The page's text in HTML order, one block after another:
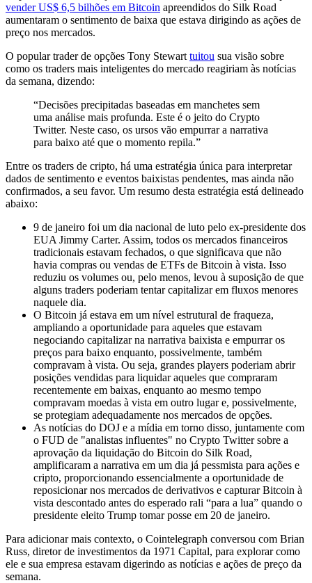
vender US$ 6,5 bilhões em Bitcoin apreendidos do Silk Road
aumentaram o sentimento de baixa que estava dirigindo as ações de
preço nos mercados.
O popular trader de opções Tony Stewart tuitou sua visão sobre
como os traders mais inteligentes do mercado reagiriam às notícias
da semana, dizendo:
“Decisões precipitadas baseadas em manchetes sem
uma análise mais profunda. Este é o jeito do Crypto
Twitter. Neste caso, os ursos vão empurrar a narrativa
para baixo até que o momento repila.”
Entre os traders de cripto, há uma estratégia única para interpretar
dados de sentimento e eventos baixistas pendentes, mas ainda não
confirmados, a seu favor. Um resumo desta estratégia está delineado
abaixo:
9 de janeiro foi um dia nacional de luto pelo ex-presidente dos
EUA Jimmy Carter. Assim, todos os mercados financeiros
tradicionais estavam fechados, o que significava que não
havia compras ou vendas de ETFs de Bitcoin à vista. Isso
reduziu os volumes ou, pelo menos, levou à suposição de que
alguns traders poderiam tentar capitalizar em fluxos menores
naquele dia.
O Bitcoin já estava em um nível estrutural de fraqueza,
ampliando a oportunidade para aqueles que estavam
negociando capitalizar na narrativa baixista e empurrar os
preços para baixo enquanto, possivelmente, também
compravam à vista. Ou seja, grandes players poderiam abrir
posições vendidas para liquidar aqueles que compraram
recentemente em baixas, enquanto ao mesmo tempo
compravam moedas à vista em outro lugar e, possivelmente,
se protegiam adequadamente nos mercados de opções.
As notícias do DOJ e a mídia em torno disso, juntamente com
o FUD de "analistas influentes" no Crypto Twitter sobre a
aprovação da liquidação do Bitcoin do Silk Road,
amplificaram a narrativa em um dia já pessmista para ações e
cripto, proporcionando essencialmente a oportunidade de
reposicionar nos mercados de derivativos e capturar Bitcoin à
vista descontado antes do esperado rali “para a lua” quando o
presidente eleito Trump tomar posse em 20 de janeiro.
Para adicionar mais contexto, o Cointelegraph conversou com Brian
Russ, diretor de investimentos da 1971 Capital, para explorar como
ele e sua empresa estavam digerindo as notícias e ações de preço da
semana.